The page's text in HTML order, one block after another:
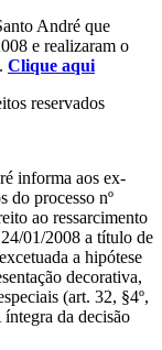
André que
e realizaram o
Clique aqui
reservados
informa aos ex-
do processo nº
ao ressarcimento
01/2008 a título de
a hipótese
decorativa,
(art. 32, §4º,
da decisão